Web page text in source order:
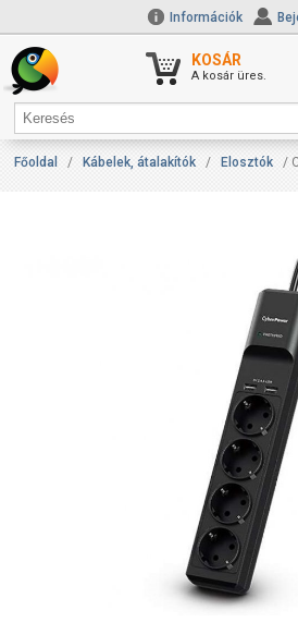
Információk
KOSÁR
A kosár üres.
Főoldal / Kábelek, átalakítók / Elosztók /